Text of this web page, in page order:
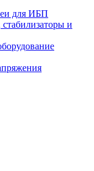
для ИБП
и